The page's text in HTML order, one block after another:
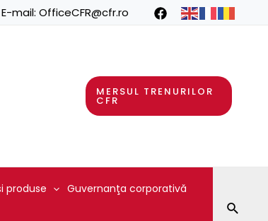
mail: OfficeCFR@cfr.ro
MERSUL TRENURILOR
CFR
produse Guvernanţa corporativă